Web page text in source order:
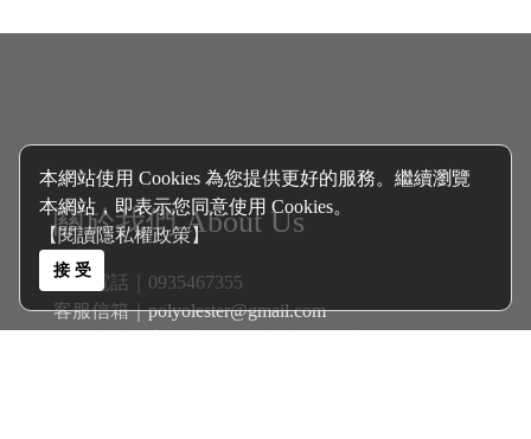
本網站使用 Cookies 為您提供更好的服務。繼續瀏覽
本網站，即表示您同意使用 Cookies。
【閱讀隱私權政策】
接 受
關於我們 About Us
客服電話｜0935467355
客服信箱｜polyolester@gmail.com